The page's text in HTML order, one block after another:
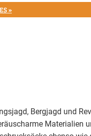
»
Bergjagd und
Materialien